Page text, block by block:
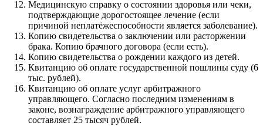
Медицинскую справку о состоянии здоровья или чеки,
подтверждающие дорогостоящее лечение (если
причиной неплатёжеспособности является заболевание).
Копию свидетельства о заключении или расторжении
брака. Копию брачного договора (если есть).
Копию свидетельства о рождении каждого из детей.
Квитанцию об оплате государственной пошлины суду (6
тыс. рублей).
Квитанцию об оплате услуг арбитражного
управляющего. Согласно последним изменениям в
законе, вознаграждение арбитражного управляющего
составляет 25 тысяч рублей.